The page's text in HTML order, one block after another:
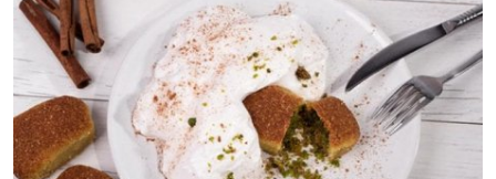
Gizlilik Sözleşmesi
Rüya Tabirleri
Diyet & Sağlıklı Beslenme
İletişim